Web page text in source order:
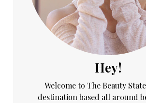
Hey!
Welcome to The Beauty
destination based all around